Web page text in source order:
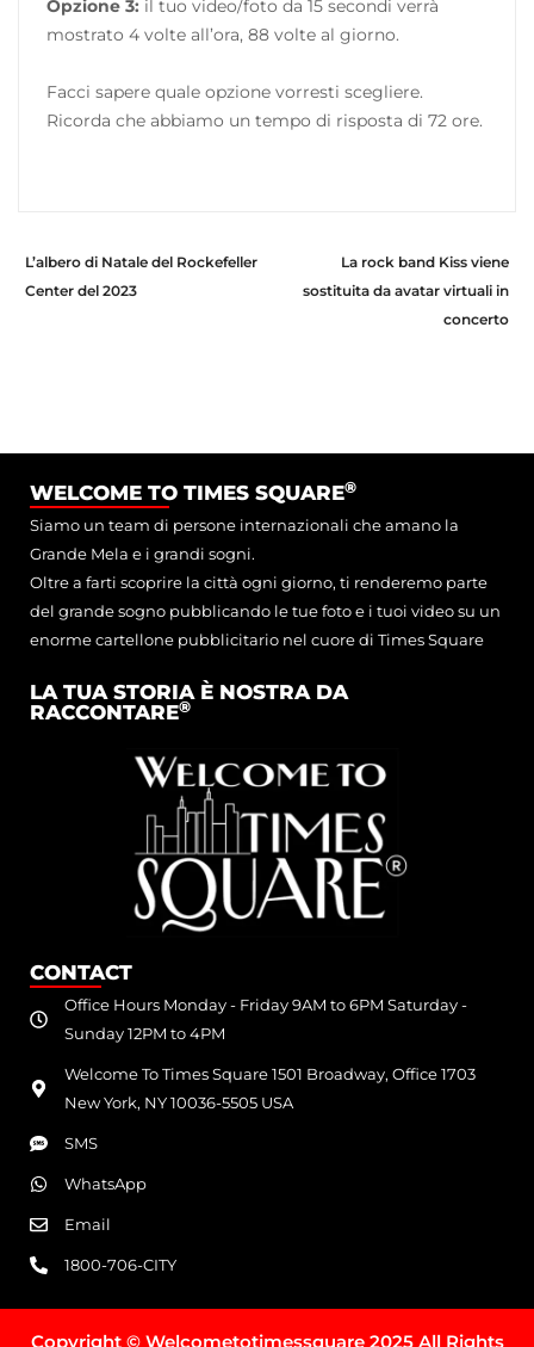
Opzione 3: il tuo video/foto da 15 secondi verrà
mostrato 4 volte all’ora, 88 volte al giorno.
Facci sapere quale opzione vorresti scegliere.
Ricorda che abbiamo un tempo di risposta di 72 ore.
L’albero di Natale del Rockefeller
Center del 2023
La rock band Kiss viene
sostituita da avatar virtuali in
concerto
WELCOME TO TIMES SQUARE®
Siamo un team di persone internazionali che amano la
Grande Mela e i grandi sogni.
Oltre a farti scoprire la città ogni giorno, ti renderemo parte
del grande sogno pubblicando le tue foto e i tuoi video su un
enorme cartellone pubblicitario nel cuore di Times Square
LA TUA STORIA È NOSTRA DA
RACCONTARE®
CONTACT
Office Hours Monday - Friday 9AM to 6PM Saturday -
Sunday 12PM to 4PM
Welcome To Times Square 1501 Broadway, Office 1703
New York, NY 10036-5505 USA
SMS
WhatsApp
Email
1800-706-CITY
Copyright © Welcometotimessquare 2025 All Rights